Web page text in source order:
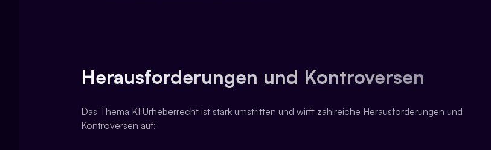
Herausforderungen und Kontroversen
Das Thema KI Urheberrecht ist stark umstritten und wirft zahlreiche Herausforderungen und
Kontroversen auf: